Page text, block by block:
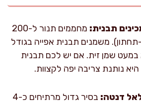
תבנית:
מחממים תנור ל-200
תחתון). משמנים תבנית אפייה בגודל
20 ס"מ במעט שמן זית. אם יש לכם תבנית
נותנת צריבה יפה לקצוות.
דנטה:
בסיר גדול מרתיחים כ-4